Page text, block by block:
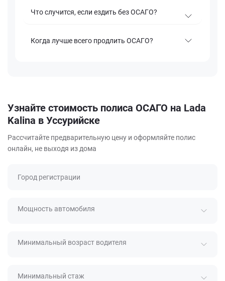
Что случится, если ездить без ОСАГО?
Когда лучше всего продлить ОСАГО?
Узнайте стоимость полиса ОСАГО на Lada
Kalina в Уссурийске
Рассчитайте предварительную цену и оформляйте полис
онлайн, не выходя из дома
Город регистрации
Мощность автомобиля
Минимальный возраст водителя
Минимальный стаж